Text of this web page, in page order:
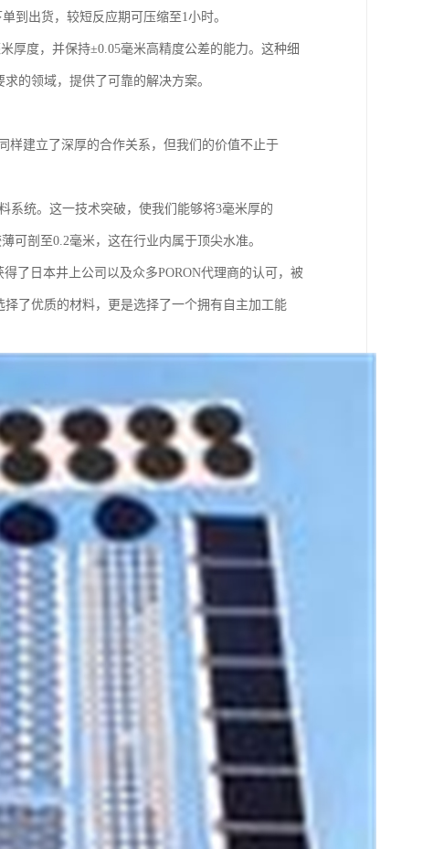
到出货，较短反应期可压缩至1小时。
厚度，并保持±0.05毫米高精度公差的能力。这种细
的领域，提供了可靠的解决方案。
样建立了深厚的合作关系，但我们的价值不止于
系统。这一技术突破，使我们能够将3毫米厚的
可剖至0.2毫米，这在行业内属于顶尖水准。
了日本井上公司以及众多PORON代理商的认可，被
了优质的材料，更是选择了一个拥有自主加工能